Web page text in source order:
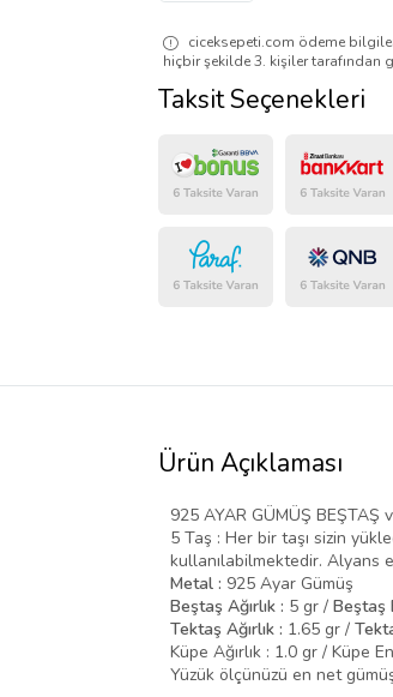
ciceksepeti.com ödeme
hiçbir şekilde 3. kişiler tarafından
Taksit Seçenekleri
Ürün Açıklaması
925 AYAR GÜMÜŞ BEŞTAŞ
5 Taş : Her bir taşı sizin
kullanılabilmektedir. Alyans
Metal : 925 Ayar Gümüş
Beştaş Ağırlık : 5 gr / Beştaş
Tektaş Ağırlık : 1.65 gr /
Küpe Ağırlık : 1.0 gr / Küpe
Yüzük ölçünüzü en net